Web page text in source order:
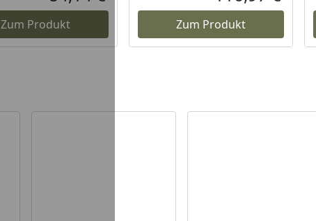
Zum Produkt Zum Produkt